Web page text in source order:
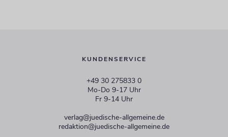
KUNDENSERVICE
+49 30 275833 0
Mo-Do 9-17 Uhr
Fr 9-14 Uhr
verlag@juedische-allgemeine.de
redaktion@juedische-allgemeine.de